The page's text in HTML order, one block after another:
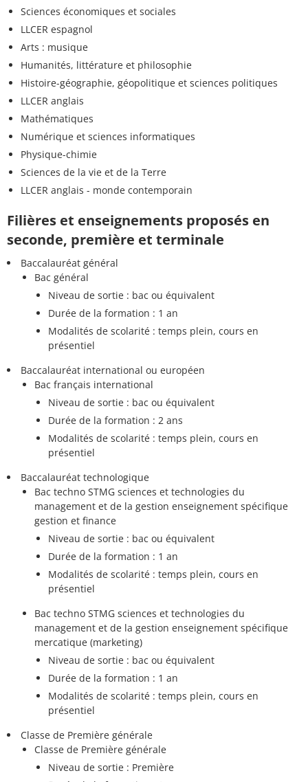
Sciences économiques et sociales
LLCER espagnol
Arts : musique
Humanités, littérature et philosophie
Histoire-géographie, géopolitique et sciences politiques
LLCER anglais
Mathématiques
Numérique et sciences informatiques
Physique-chimie
Sciences de la vie et de la Terre
LLCER anglais - monde contemporain
Filières et enseignements proposés en
seconde, première et terminale
Baccalauréat général
Bac général
Niveau de sortie : bac ou équivalent
Durée de la formation : 1 an
Modalités de scolarité : temps plein, cours en
présentiel
Baccalauréat international ou européen
Bac français international
Niveau de sortie : bac ou équivalent
Durée de la formation : 2 ans
Modalités de scolarité : temps plein, cours en
présentiel
Baccalauréat technologique
Bac techno STMG sciences et technologies du
management et de la gestion enseignement spécifique
gestion et finance
Niveau de sortie : bac ou équivalent
Durée de la formation : 1 an
Modalités de scolarité : temps plein, cours en
présentiel
Bac techno STMG sciences et technologies du
management et de la gestion enseignement spécifique
mercatique (marketing)
Niveau de sortie : bac ou équivalent
Durée de la formation : 1 an
Modalités de scolarité : temps plein, cours en
présentiel
Classe de Première générale
Classe de Première générale
Niveau de sortie : Première